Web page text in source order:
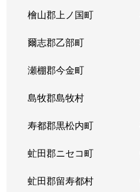
檜山郡上ノ国町
爾志郡乙部町
瀬棚郡今金町
島牧郡島牧村
寿都郡黒松内町
虻田郡ニセコ町
虻田郡留寿都村